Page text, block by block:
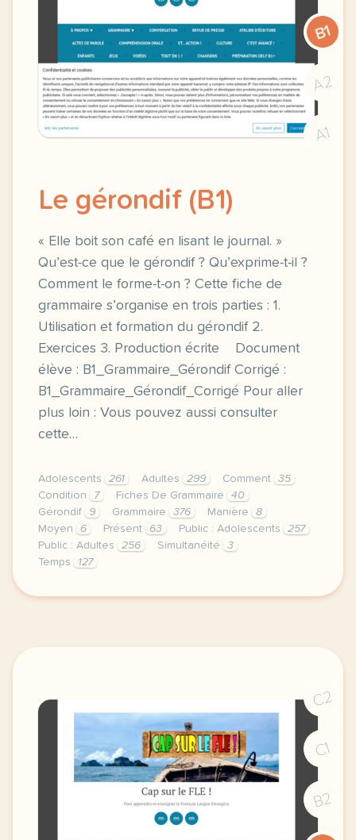
B1
A2
A1
Le gérondif (B1)
« Elle boit son café en lisant le journal. »
Qu’est-ce que le gérondif ? Qu’exprime-t-il ?
Comment le forme-t-on ? Cette fiche de
grammaire s’organise en trois parties : 1.
Utilisation et formation du gérondif 2.
Exercices 3. Production écrite Document
élève : B1_Grammaire_Gérondif Corrigé :
B1_Grammaire_Gérondif_Corrigé Pour aller
plus loin : Vous pouvez aussi consulter
cette…
Adolescents 261 Adultes 299 Comment
35
Condition
7 Fiches De Grammaire
40
Gérondif
9 Grammaire 376 Manière
8
Moyen
6 Présent 63 Public : Adolescents
257
Public : Adultes
256 Simultanéité
3
Temps
127
elle boit son cafe en lisant le journal qu est ce
C2
C1
B2